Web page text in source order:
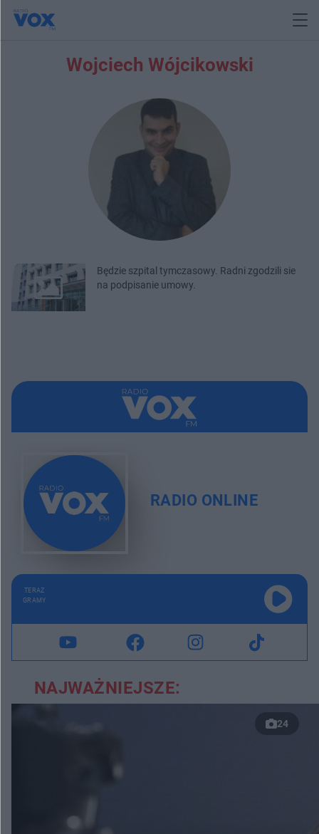
Wojciech Wójcikowski
Będzie szpital tymczasowy. Radni zgodzili sie
na podpisanie umowy.
RADIO ONLINE
TERAZ
GRAMY
NAJWAŻNIEJSZE:
24